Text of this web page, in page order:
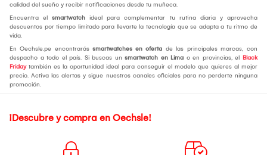
calidad del sueño y recibir notificaciones desde tu muñeca.
Encuentra el smartwatch ideal para complementar tu rutina diaria y aprovecha
descuentos por tiempo limitado para llevarte la tecnología que se adapta a tu ritmo de
vida.
En Oechsle.pe encontrarás smartwatches en oferta de las principales marcas, con
despacho a todo el país. Si buscas un smartwatch en Lima o en provincias, el Black
Fridaytambién es la oportunidad ideal para conseguir el modelo que quieres al mejor
precio. Activa las alertas y sigue nuestros canales oficiales para no perderte ninguna
promoción.
¡Descubre y compra en Oechsle!